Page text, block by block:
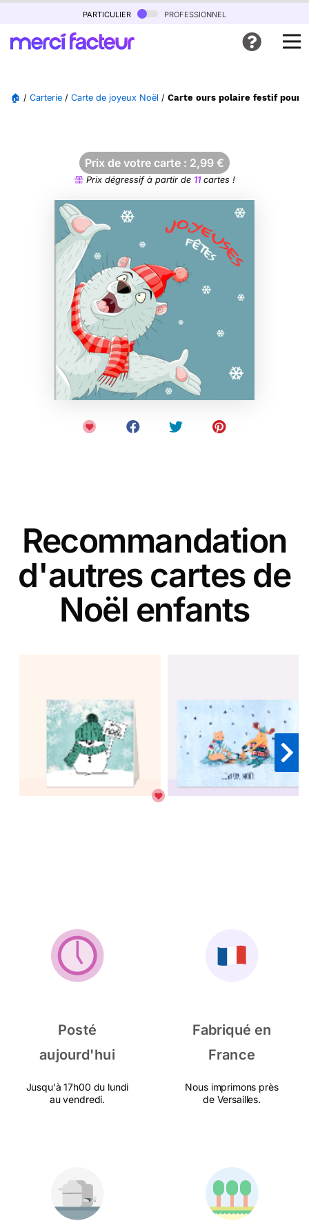
particulier professionnel
🏠 / Carterie / Carte de joyeux Noël / Carte ours polaire festif pour
Prix de votre carte : 2,99 €
Prix dégressif à partir de 11cartes !
Recommandation
d'autres cartes de
Noël enfants
Posté
aujourd'hui
Jusqu'à 17h00 du lundi
au vendredi.
Fabriqué en
France
Nous imprimons près
de Versailles.